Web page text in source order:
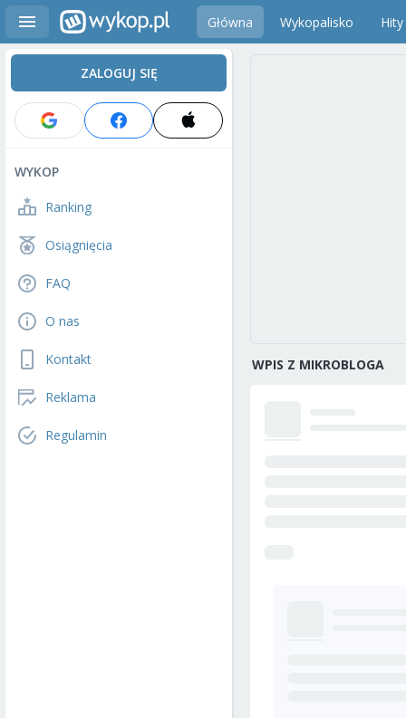
Główna Wykopalisko Hity
ZALOGUJ SIĘ
WYKOP
Ranking
Osiągnięcia
FAQ
O nas
Kontakt
Reklama
Regulamin
WPIS Z MIKROBLOGA